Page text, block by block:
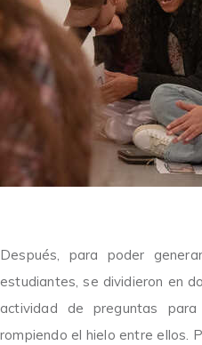
Después, para poder
estudiantes, se dividieron en
actividad de preguntas
rompiendo el hielo entre ellos.